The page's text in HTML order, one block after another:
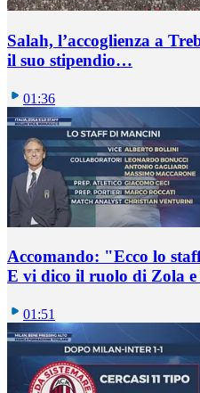
Salah, l’accoglienza a
il suo stipendio…
01:36
Accomando: "Ecco lo
E vi dico il ruolo di Zola
01:51